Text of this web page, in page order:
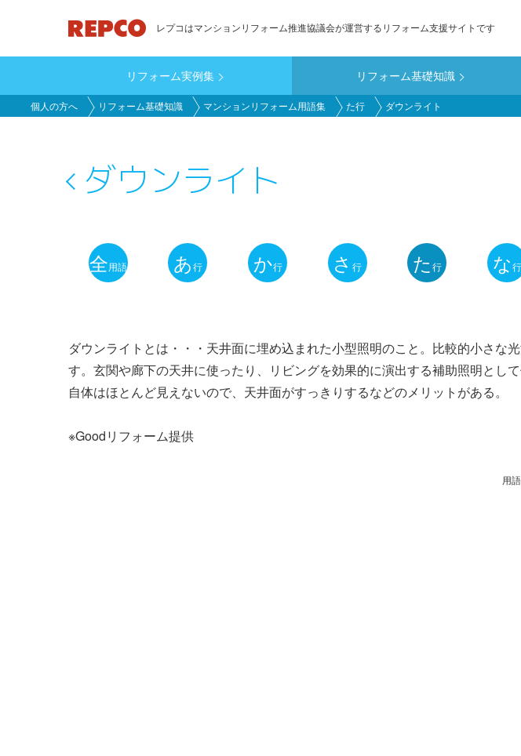
ン
ン
テ
レプコはマンションリフォーム推進協議会が運営するリフォーム支援サイトです
main_customer
リフォーム実例集 リフォーム基礎知識
個人の方へ リフォーム基礎知識 マンションリフォーム用語集 た行 ダウンライト
ダウンライト
用
解
説
ビ
全用語 あ行 か行 さ行 た 行 な行
ダウンライトとは・・・天井面に埋め込まれた小型照明のこと。比較的小さな
す。玄関や廊下の天井に使ったり、リビングを効果的に演出する補助照明とし
自体はほとんど見えないので、天井面がすっきりするなどのメリットがある。
※Goodリフォーム提供
用